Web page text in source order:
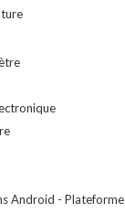
Android - Plateforme